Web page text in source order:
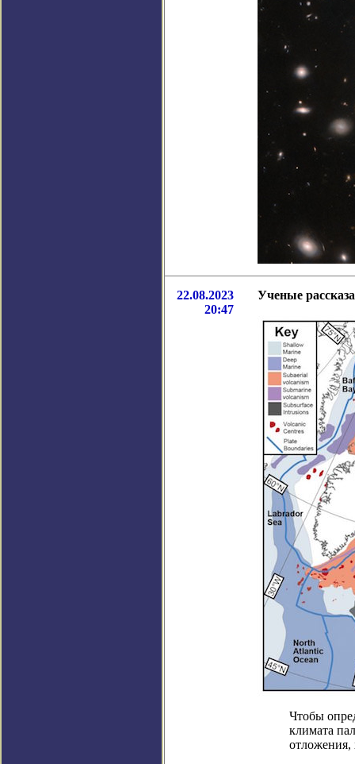
22.08.2023
20:47
Ученые
Чтобы
климата
отложения,